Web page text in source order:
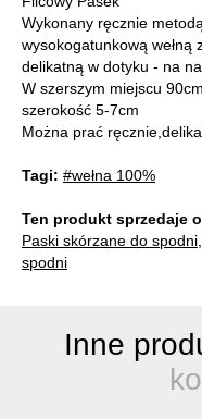
Wykonany ręcznie
wysokogatunkową
delikatną w dotyku - na
W szerszym miejscu
szerokość 5-7cm
Można prać
Tagi: #wełna 100%
Ten produkt sprzedaje
Paski skórzane do spodni
spodni
Inne